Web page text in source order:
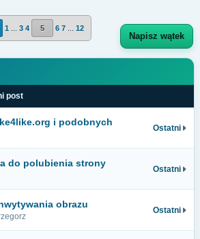
1 3 4 5 6 7 12
Napisz wątek
post
i podobnych
Ostatni
do polubienia strony
Ostatni
obrazu
Ostatni